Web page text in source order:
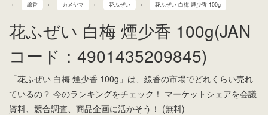
線香 カメヤマ 花ふぜい 花ふぜい 白梅 煙少香 100g
花ふぜい 白梅 煙少香 100g(JAN
コード：4901435209845)
「花ふぜい 白梅 煙少香 100g」は、線香の市場でどれくらい売れ
ているの？ 今のランキングをチェック！ マーケットシェアを会議
資料、競合調査、商品企画に活かそう！ (無料)